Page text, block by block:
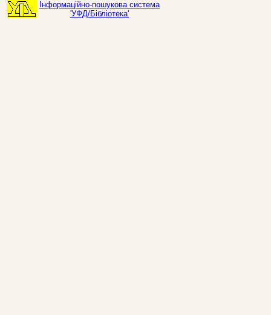
Інформаційно-пошукова система
'УФД/Бібліотека'